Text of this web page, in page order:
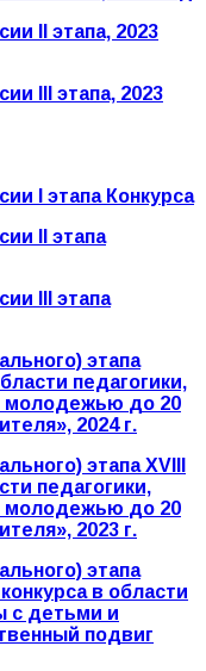
II этапа, 2023
III этапа, 2023
I этапа Конкурса
II этапа
III этапа
этапа
педагогики,
молодежью до 20
2024 г.
этапаXVIII
педагогики,
молодежью до 20
2023 г.
этапа
в области
с детьми и
подвиг